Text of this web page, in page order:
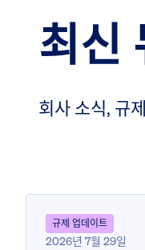
최신
회사 소식, 규
규제 업데이트
2026년 7월 29일